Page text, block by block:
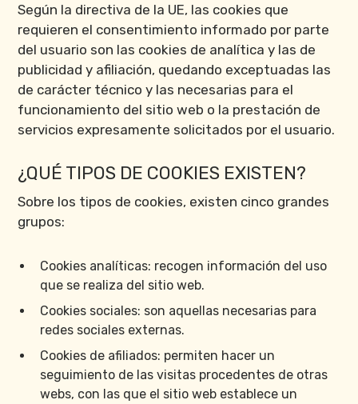
Según la directiva de la UE, las cookies que
requieren el consentimiento informado por parte
del usuario son las cookies de analítica y las de
publicidad y afiliación, quedando exceptuadas las
de carácter técnico y las necesarias para el
funcionamiento del sitio web o la prestación de
servicios expresamente solicitados por el usuario.
¿QUÉ TIPOS DE COOKIES EXISTEN?
Sobre los tipos de cookies, existen cinco grandes
grupos:
Cookies analíticas: recogen información del uso
que se realiza del sitio web.
Cookies sociales: son aquellas necesarias para
redes sociales externas.
Cookies de afiliados: permiten hacer un
seguimiento de las visitas procedentes de otras
webs, con las que el sitio web establece un